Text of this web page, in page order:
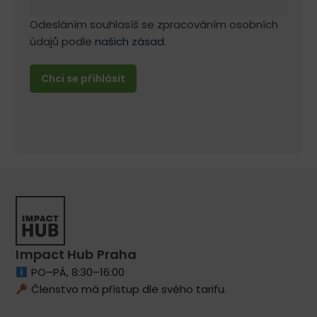
Odesláním souhlasíš se zpracováním osobních
údajů podle našich zásad.
Impact Hub Praha
PO–PÁ, 8:30–16:00
Členstvo má přístup dle svého tarifu.